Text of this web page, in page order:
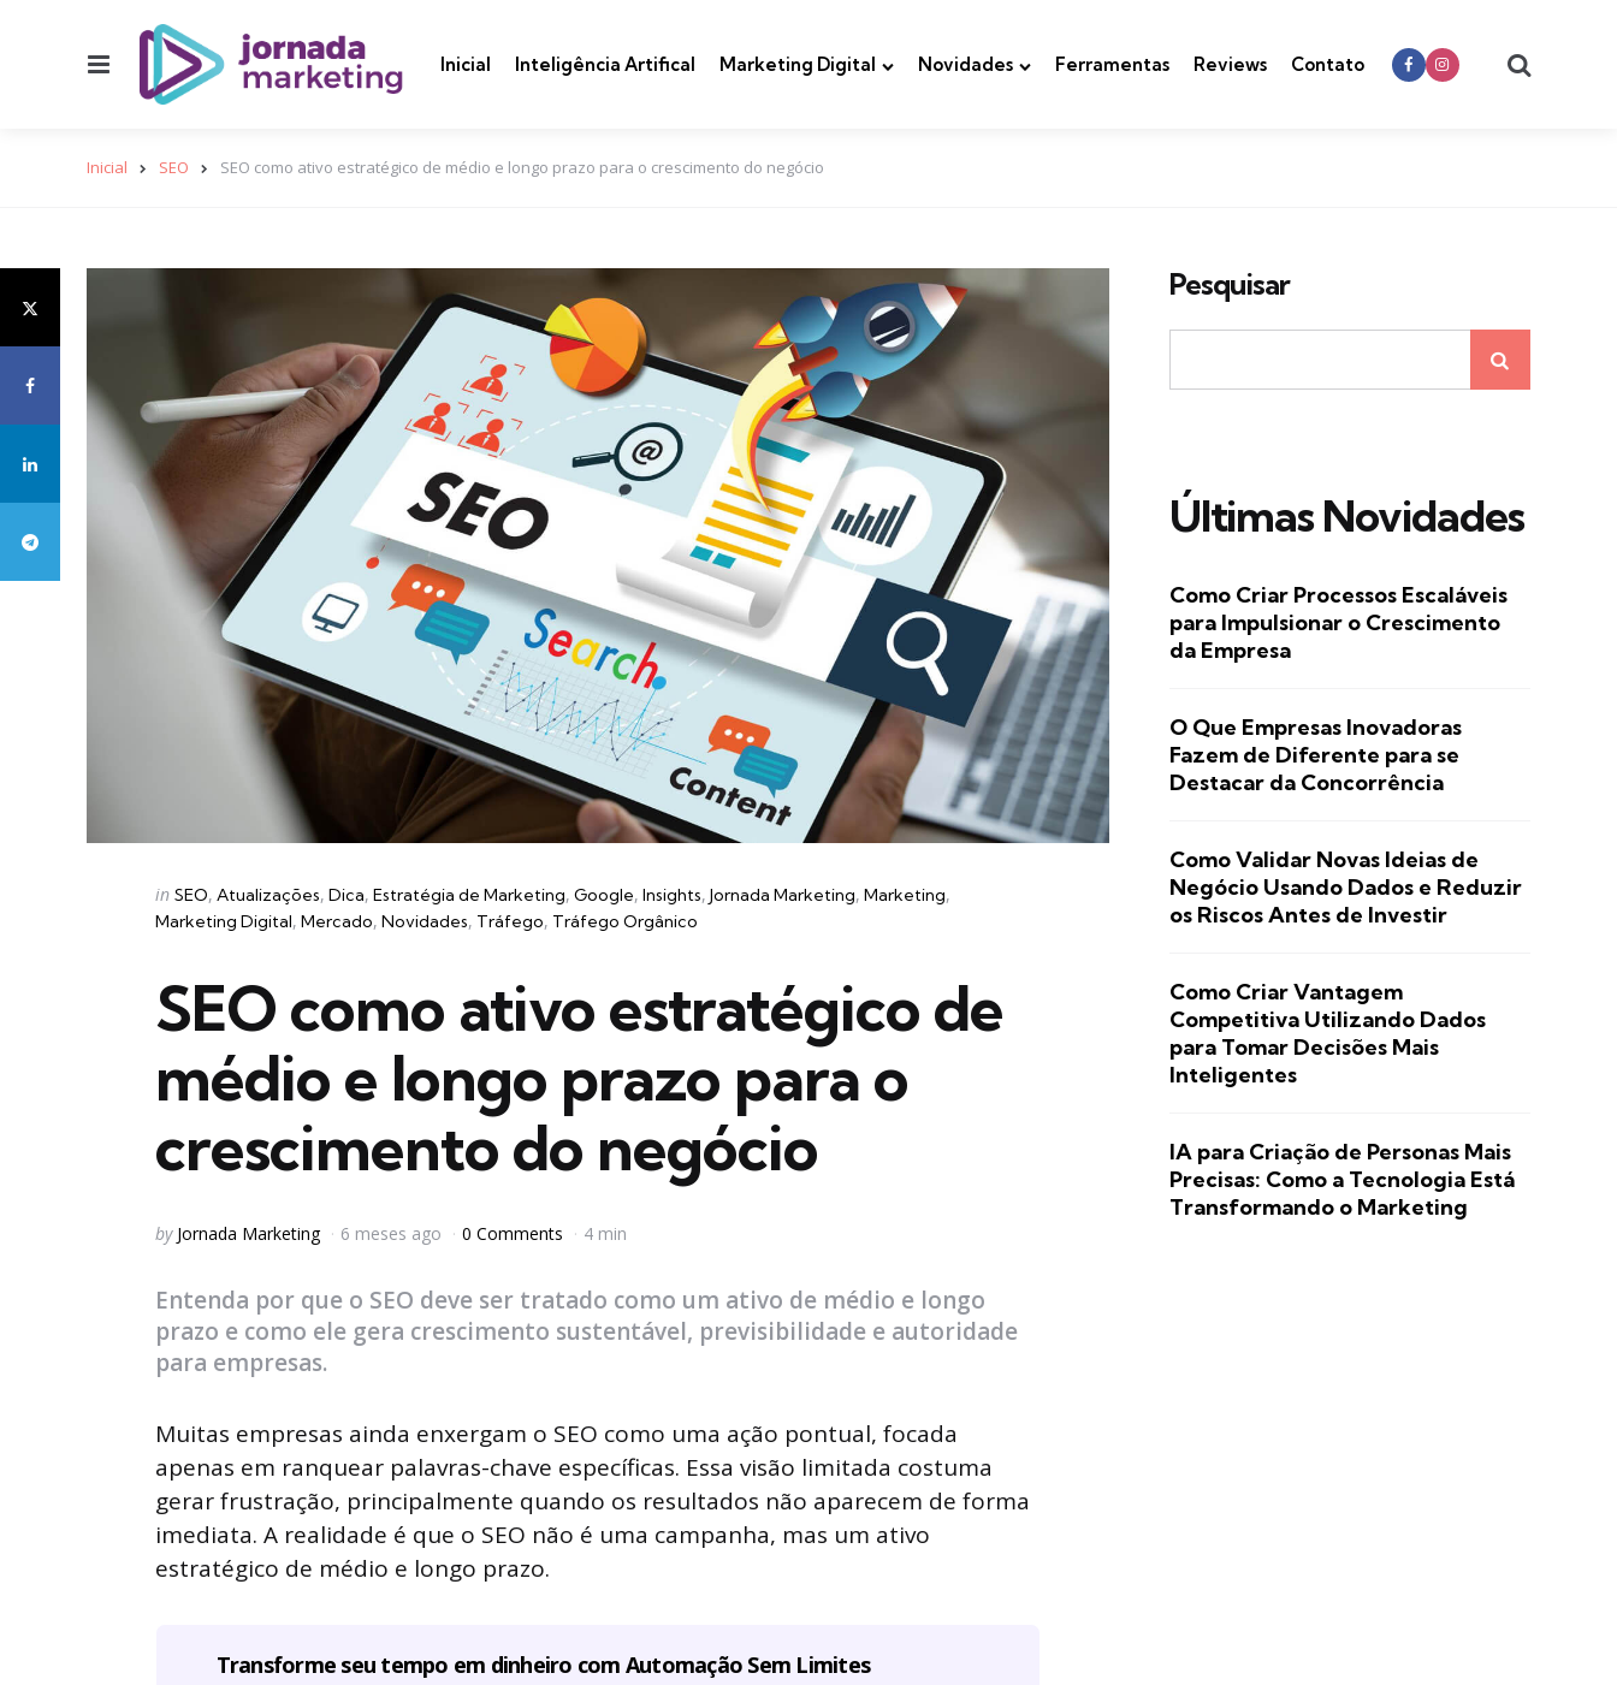
Inicial Inteligência Artifical Marketing Digital Novidades Ferramentas Reviews Contato
Inicial SEO SEO como ativo estratégico de médio e longo prazo para o crescimento do negócio
Categories
Posted
in
in SEO Atualizações Dica Estratégia de Marketing Google Insights Jornada Marketing Marketing
Marketing Digital Mercado Novidades Tráfego Tráfego Orgânico
SEO como ativo estratégico de
médio e longo prazo para o
crescimento do negócio
Posted
by Jornada Marketing 6 meses ago 0 Comments 4 min
Entenda por que o SEO deve ser tratado como um ativo de médio e longo
prazo e como ele gera crescimento sustentável, previsibilidade e autoridade
para empresas.
Muitas empresas ainda enxergam o SEO como uma ação pontual, focada
apenas em ranquear palavras-chave específicas. Essa visão limitada costuma
gerar frustração, principalmente quando os resultados não aparecem de forma
imediata. A realidade é que o SEO não é uma campanha, mas um ativo
estratégico de médio e longo prazo.
Transforme seu tempo em dinheiro com Automação Sem Limites
Pesquisar
Últimas Novidades
Como Criar Processos Escaláveis
para Impulsionar o Crescimento
da Empresa
O Que Empresas Inovadoras
Fazem de Diferente para se
Destacar da Concorrência
Como Validar Novas Ideias de
Negócio Usando Dados e Reduzir
os Riscos Antes de Investir
Como Criar Vantagem
Competitiva Utilizando Dados
para Tomar Decisões Mais
Inteligentes
IA para Criação de Personas Mais
Precisas: Como a Tecnologia Está
Transformando o Marketing